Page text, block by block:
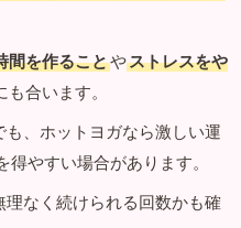
間を作ることやストレスをや
合います。
、ホットヨガなら激しい運
得やすい場合があります。
なく続けられる回数かも確